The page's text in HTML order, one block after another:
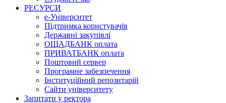
РЕСУРСИ
е-Університет
Підтримка користувачів
Державні закупівлі
ОЩАДБАНК оплата
ПРИВАТБАНК оплата
Поштовий сервер
Програмне забезпечення
Інституційний репозитарій
Сайти університету
Запитати у ректора